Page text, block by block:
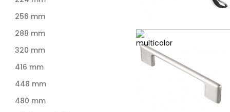
256 mm
288 mm
320 mm
416 mm
448 mm
480 mm